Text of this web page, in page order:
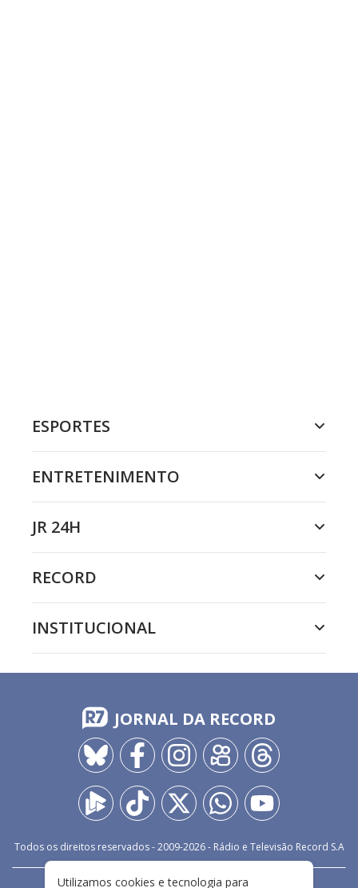
ESPORTES
ENTRETENIMENTO
JR 24H
RECORD
INSTITUCIONAL
JORNAL DA RECORD
Todos os direitos reservados - 2009-2026- Rádio e Televisão Record S.A
Utilizamos cookies e tecnologia para